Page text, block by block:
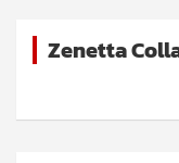
Zenetta